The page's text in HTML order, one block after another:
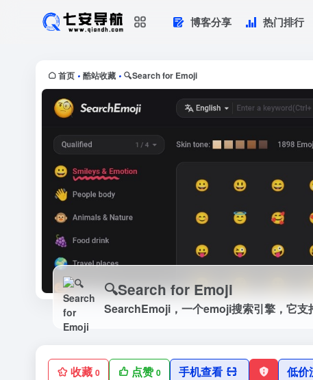
博客分享 热门排行
首页 • 酷站收藏 • 🔍Search for Emoji
🔍Search for Emoji
收藏 0 点赞0 手机查看 低价